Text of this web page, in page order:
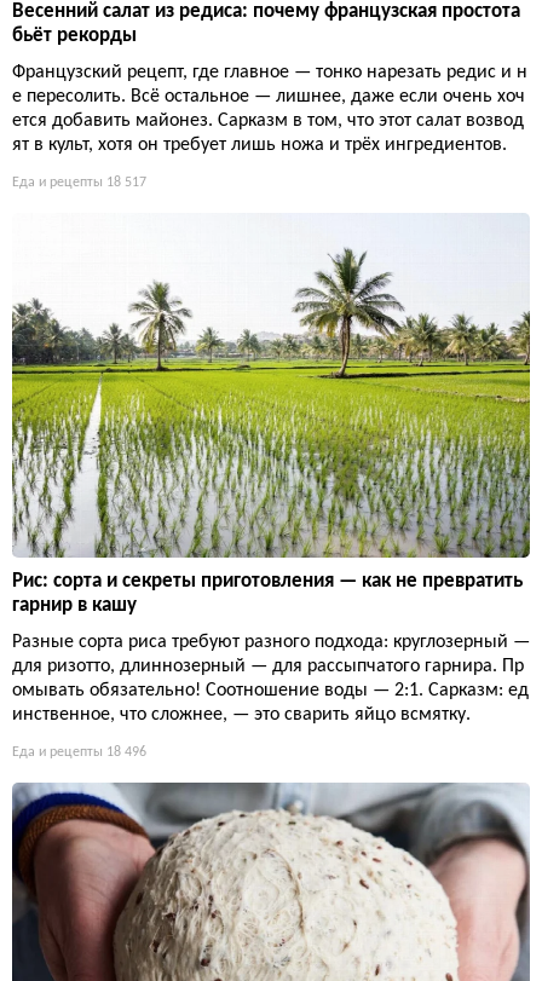
Весенний салат из редиса: почему французская простота
бьёт рекорды
Французский рецепт, где главное — тонко нарезать редис и н
е пересолить. Всё остальное — лишнее, даже если очень хоч
ется добавить майонез. Сарказм в том, что этот салат возвод
ят в культ, хотя он требует лишь ножа и трёх ингредиентов.
Еда и рецепты 18 517
Рис: сорта и секреты приготовления — как не превратить
гарнир в кашу
Разные сорта риса требуют разного подхода: круглозерный —
для ризотто, длиннозерный — для рассыпчатого гарнира. Пр
омывать обязательно! Соотношение воды — 2:1. Сарказм: ед
инственное, что сложнее, — это сварить яйцо всмятку.
Еда и рецепты 18 496